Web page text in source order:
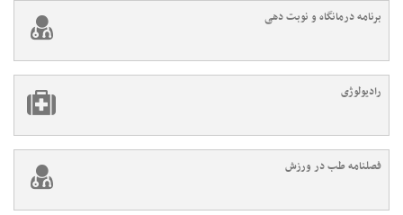
برنامه درمانگاه و نوبت دهی
رادیولوژی
فصلنامه طب در ورزش